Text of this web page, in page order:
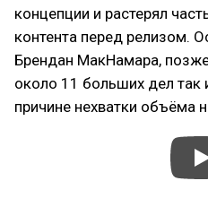
концепции и растерял
контента перед релизом.
Брендан МакНамара,
около 11 больших дел так
причине нехватки объёма